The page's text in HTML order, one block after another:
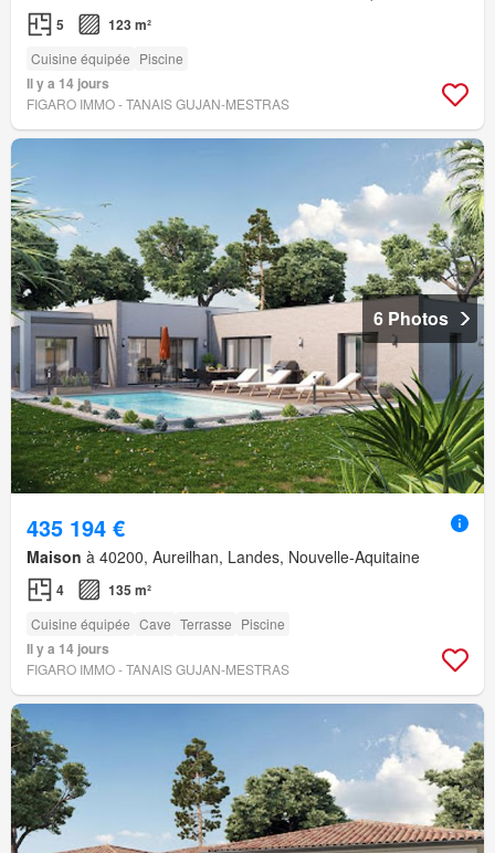
5 123 m²
Cuisine équipée Piscine
Il y a 14 jours
FIGARO IMMO - TANAIS GUJAN-MESTRAS
6 Photos
435 194 €
Maison à 40200, Aureilhan, Landes, Nouvelle-Aquitaine
4 135 m²
Cuisine équipée Cave Terrasse Piscine
Il y a 14 jours
FIGARO IMMO - TANAIS GUJAN-MESTRAS